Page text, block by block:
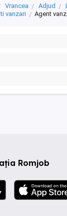
Vrancea Adjud
vanzari
Agent
Romjob